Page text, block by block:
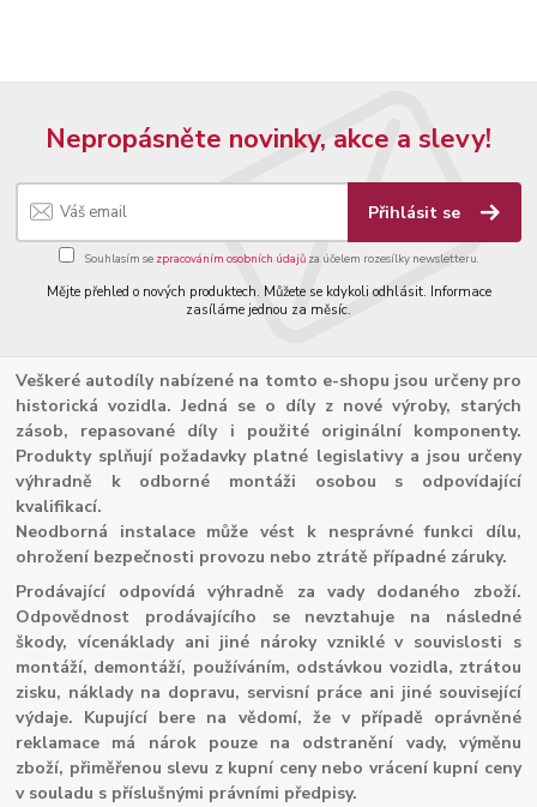
Nepropásněte novinky, akce a slevy!
Přihlásit se
Souhlasím se zpracováním osobních údajůza účelem rozesílky newsletteru.
Mějte přehled o nových produktech. Můžete se kdykoli odhlásit. Informace
zasíláme jednou za měsíc.
Veškeré autodíly nabízené na tomto e-shopu jsou určeny pro
historická vozidla. Jedná se o díly z nové výroby, starých
zásob, repasované díly i použité originální komponenty.
Produkty splňují požadavky platné legislativy a jsou určeny
výhradně k odborné montáži osobou s odpovídající
kvalifikací.
Neodborná instalace může vést k nesprávné funkci dílu,
ohrožení bezpečnosti provozu nebo ztrátě případné záruky.
Prodávající odpovídá výhradně za vady dodaného zboží.
Odpovědnost prodávajícího se nevztahuje na následné
škody, vícenáklady ani jiné nároky vzniklé v souvislosti s
montáží, demontáží, používáním, odstávkou vozidla, ztrátou
zisku, náklady na dopravu, servisní práce ani jiné související
výdaje. Kupující bere na vědomí, že v případě oprávněné
reklamace má nárok pouze na odstranění vady, výměnu
zboží, přiměřenou slevu z kupní ceny nebo vrácení kupní ceny
v souladu s příslušnými právními předpisy.